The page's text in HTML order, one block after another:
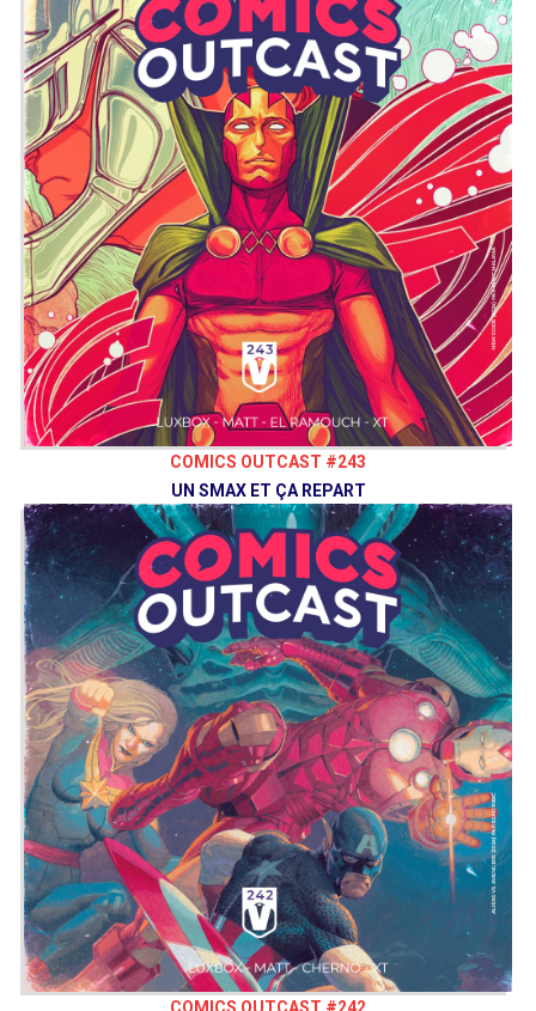
COMICS OUTCAST #243
UN SMAX ET ÇA REPART
COMICS OUTCAST #242